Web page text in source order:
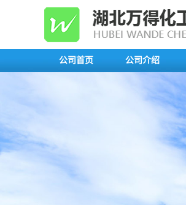
公司首页 公司介绍